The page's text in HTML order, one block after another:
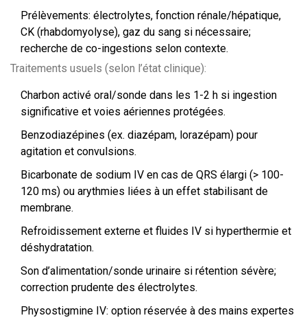
Prélèvements: électrolytes, fonction rénale/hépatique,
CK (rhabdomyolyse), gaz du sang si nécessaire;
recherche de co-ingestions selon contexte.
Traitements usuels (selon l’état clinique):
Charbon activé oral/sonde dans les 1-2 h si ingestion
significative et voies aériennes protégées.
Benzodiazépines (ex. diazépam, lorazépam) pour
agitation et convulsions.
Bicarbonate de sodium IV en cas de QRS élargi (> 100-
120 ms) ou arythmies liées à un effet stabilisant de
membrane.
Refroidissement externe et fluides IV si hyperthermie et
déshydratation.
Son d’alimentation/sonde urinaire si rétention sévère;
correction prudente des électrolytes.
Physostigmine IV: option réservée à des mains expertes